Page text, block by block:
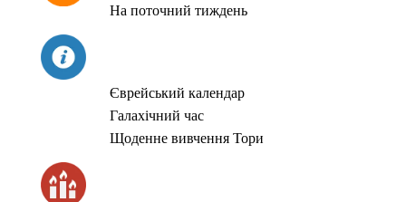
На поточний тиждень
Єврейський календар
Галахічний час
Щоденне вивчення Тори